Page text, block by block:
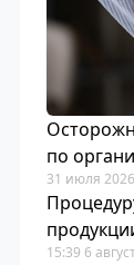
по
31 июля 2026
15:39 6